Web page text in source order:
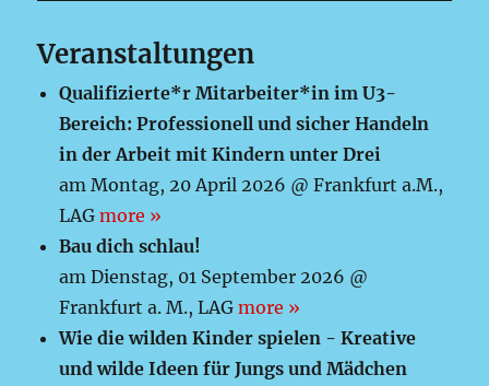
Veranstaltungen
Qualifizierte*r Mitarbeiter*in im U3-
Bereich: Professionell und sicher Handeln
in der Arbeit mit Kindern unter Drei
am Montag, 20 April 2026 @ Frankfurt a.M.,
LAGmore »
Bau dich schlau!
am Dienstag, 01 September 2026 @
Frankfurt a. M., LAGmore »
Wie die wilden Kinder spielen - Kreative
und wilde Ideen für Jungs und Mädchen